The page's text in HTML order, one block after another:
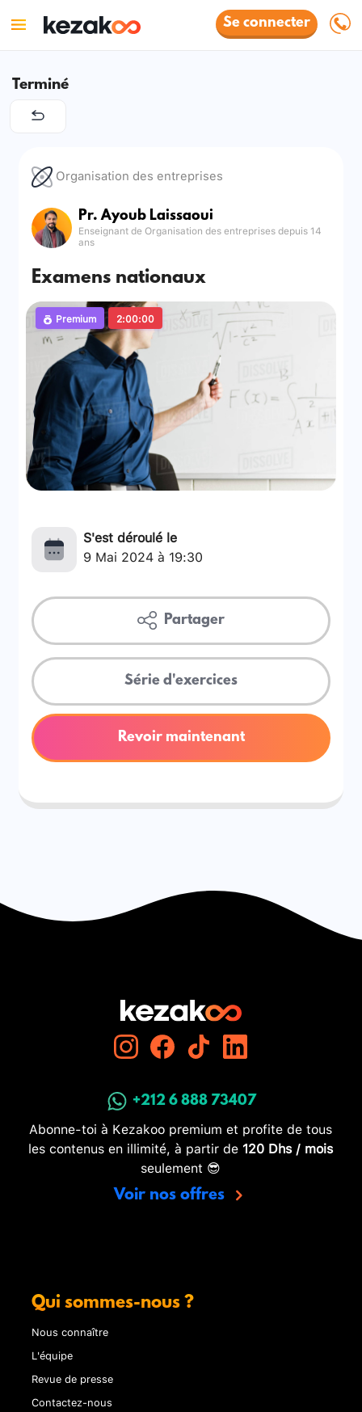
Se connecter
Terminé
Organisation des entreprises
Pr. Ayoub Laissaoui
Enseignant de Organisation des entreprises depuis 14
ans
Examens nationaux
Premium 2:00:00
S'est déroulé le
9 Mai 2024 à 19:30
Partager
Série d'exercices
Revoir maintenant
+212 6 888 73407
Abonne-toi à Kezakoo premium et profite de tous
les contenus en illimité, à partir de 120 Dhs / mois
seulement 😎
Voir nos offres
Qui sommes-nous ?
Nous connaître
L'équipe
Revue de presse
Contactez-nous